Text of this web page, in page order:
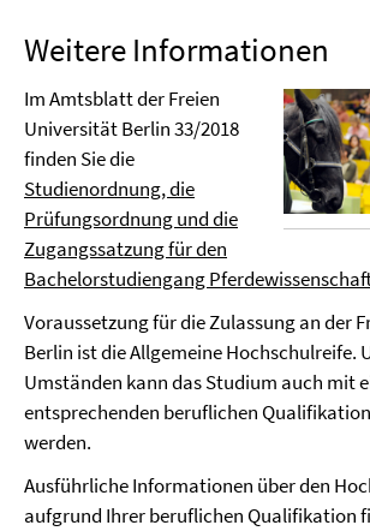
Weitere Informationen
Im Amtsblatt der Freien
Universität Berlin 33/2018
finden Sie die
Studienordnung, die
Prüfungsordnung und die
Zugangssatzung für den
Bachelorstudiengang
Voraussetzung für die Zulassung an der
Berlin ist die Allgemeine Hochschulreife.
Umständen kann das Studium auch mit
entsprechenden beruflichen
werden.
Ausführliche Informationen über den
aufgrund Ihrer beruflichen Qualifikation